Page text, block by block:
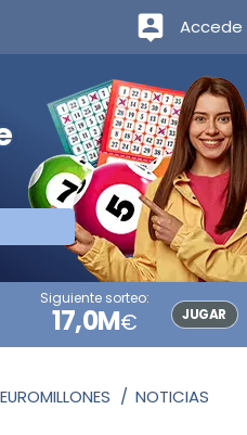
Accede
Siguiente sorteo:
17,0M€ JUGAR
EUROMILLONES NOTICIAS